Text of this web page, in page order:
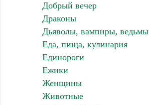
Добрый вечер
Драконы
Дьяволы, вампиры, ведьмы
Еда, пища, кулинария
Единороги
Ежики
Женщины
Животные